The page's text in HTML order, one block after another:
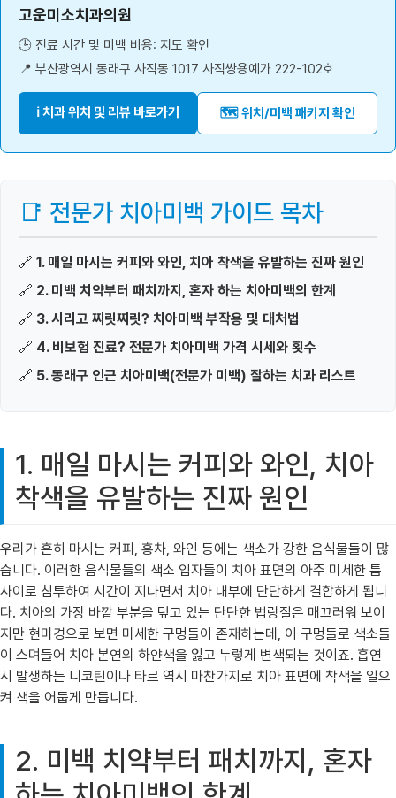
고운미소치과의원
🕒 진료 시간 및 미백 비용: 지도 확인
📍 부산광역시 동래구 사직동 1017 사직쌍용예가 222-102호
ℹ️ 치과 위치 및 리뷰 바로가기 🗺️ 위치/미백 패키지 확인
📑 전문가 치아미백 가이드 목차
🔗 1. 매일 마시는 커피와 와인, 치아 착색을 유발하는 진짜 원인
🔗 2. 미백 치약부터 패치까지, 혼자 하는 치아미백의 한계
🔗 3. 시리고 찌릿찌릿? 치아미백 부작용 및 대처법
🔗 4. 비보험 진료? 전문가 치아미백 가격 시세와 횟수
🔗 5. 동래구 인근 치아미백(전문가 미백) 잘하는 치과 리스트
1. 매일 마시는 커피와 와인, 치아
착색을 유발하는 진짜 원인
우리가 흔히 마시는 커피, 홍차, 와인 등에는 색소가 강한 음식물들이 많
습니다. 이러한 음식물들의 색소 입자들이 치아 표면의 아주 미세한 틈
사이로 침투하여 시간이 지나면서 치아 내부에 단단하게 결합하게 됩니
다. 치아의 가장 바깥 부분을 덮고 있는 단단한 법랑질은 매끄러워 보이
지만 현미경으로 보면 미세한 구멍들이 존재하는데, 이 구멍들로 색소들
이 스며들어 치아 본연의 하얀색을 잃고 누렇게 변색되는 것이죠. 흡연
시 발생하는 니코틴이나 타르 역시 마찬가지로 치아 표면에 착색을 일으
켜 색을 어둡게 만듭니다.
2. 미백 치약부터 패치까지, 혼자